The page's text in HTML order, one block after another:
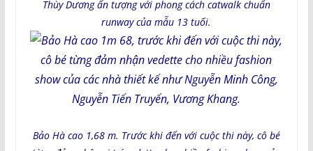
Thùy Dương ấn tượng với phong cách catwalk chuẩn
runway của mẫu 13 tuổi.
Bảo Hà cao 1,68 m. Trước khi đến với cuộc thi này, cô bé